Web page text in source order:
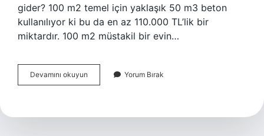
gider? 100 m2 temel için yaklaşık 50 m3 beton
kullanılıyor ki bu da en az 110.000 TL’lik bir
miktardır. 100 m2 müstakil bir evin…
Devamını okuyun
Metrekare
Ton
Yorum Bırak